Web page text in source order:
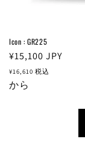
Icon : GR225
通
常
価
¥15,100 JPY
¥16,610 税込
から